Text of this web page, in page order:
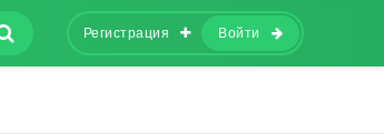
Регистрация Войти